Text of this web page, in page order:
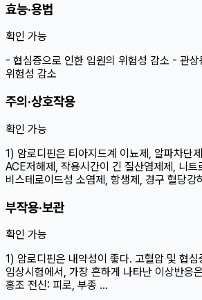
효능·용법
확인 가능
- 협심증으로 인한 입원의 위험성 감소 - 관
위험성 감소
주의·상호작용
확인 가능
1) 암로디핀은 티아지드계 이뇨제, 알파차단
ACE저해제, 작용시간이 긴 질산염제제, 니트
비스테로이드성 소염제, 항생제, 경구 혈당강
부작용·보관
확인 가능
1) 암로디핀은 내약성이 좋다. 고혈압 및 협
임상시험에서, 가장 흔하게 나타난 이상반응
홍조 전신: 피로, 부종 …